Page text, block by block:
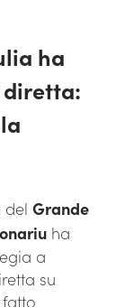
ha
diretta:
del Grande
ha
a
su